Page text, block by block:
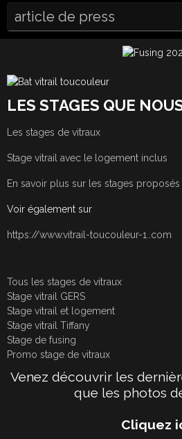
article de press
LES STAGES QUE
Les stages de vitraux
Stage vitrail avec le logement inclus
En savoir plus sur les stages proposés
Voir également sur
https://www.vitrail-toucouleur-1..com
Tous les stages de vitraux
Stage vitrail GERS
Stage vitrail et logement
Stage vitrail Tiffany
Stage de fusing
Promo stage de vitraux
Venez découvrir les
que les photos
Cliquez